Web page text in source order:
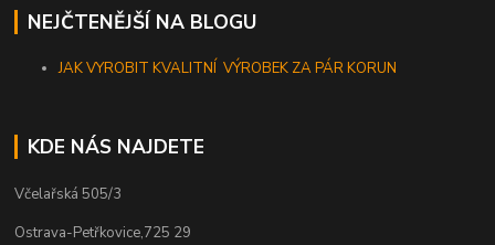
NEJČTENĚJŠÍ NA BLOGU
JAK VYROBIT KVALITNÍ VÝROBEK ZA PÁR KORUN
KDE NÁS NAJDETE
Včelařská 505/3
Ostrava-Petřkovice,725 29